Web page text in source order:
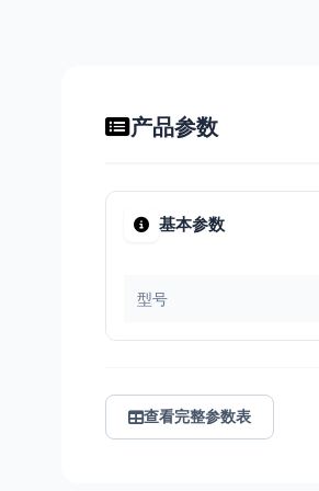
产品参数
基本参数
型号
查看完整参数表